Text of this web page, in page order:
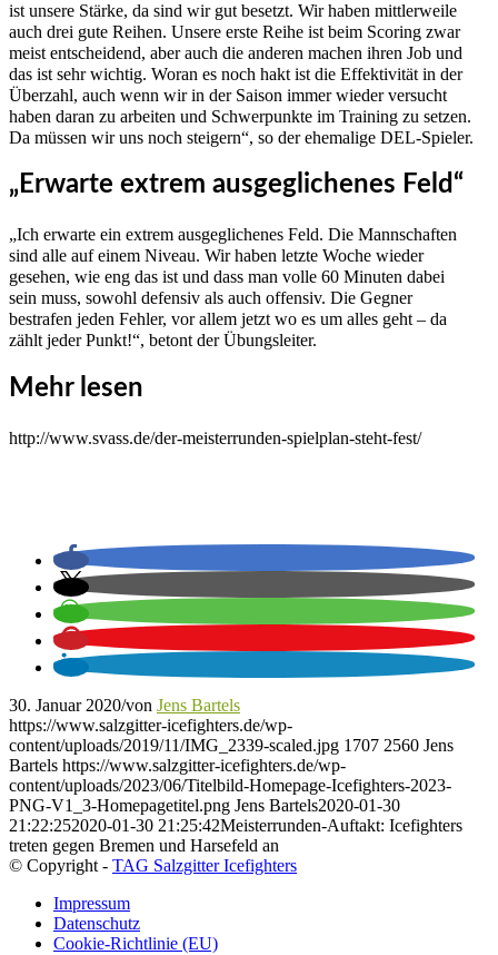
ist unsere Stärke, da sind wir gut besetzt. Wir haben mittlerweile
auch drei gute Reihen. Unsere erste Reihe ist beim Scoring zwar
meist entscheidend, aber auch die anderen machen ihren Job und
das ist sehr wichtig. Woran es noch hakt ist die Effektivität in der
Überzahl, auch wenn wir in der Saison immer wieder versucht
haben daran zu arbeiten und Schwerpunkte im Training zu setzen.
Da müssen wir uns noch steigern“, so der ehemalige DEL-Spieler.
„Erwarte extrem ausgeglichenes Feld“
„Ich erwarte ein extrem ausgeglichenes Feld. Die Mannschaften
sind alle auf einem Niveau. Wir haben letzte Woche wieder
gesehen, wie eng das ist und dass man volle 60 Minuten dabei
sein muss, sowohl defensiv als auch offensiv. Die Gegner
bestrafen jeden Fehler, vor allem jetzt wo es um alles geht – da
zählt jeder Punkt!“, betont der Übungsleiter.
Mehr lesen
http://www.svass.de/der-meisterrunden-spielplan-steht-fest/
30. Januar 2020/von Jens Bartels
https://www.salzgitter-icefighters.de/wp-
content/uploads/2019/11/IMG_2339-scaled.jpg 1707 2560 Jens
Bartels https://www.salzgitter-icefighters.de/wp-
content/uploads/2023/06/Titelbild-Homepage-Icefighters-2023-
PNG-V1_3-Homepagetitel.png Jens Bartels2020-01-30
21:22:252020-01-30 21:25:42Meisterrunden-Auftakt: Icefighters
treten gegen Bremen und Harsefeld an
© Copyright - TAG Salzgitter Icefighters
Impressum
Datenschutz
Cookie-Richtlinie (EU)